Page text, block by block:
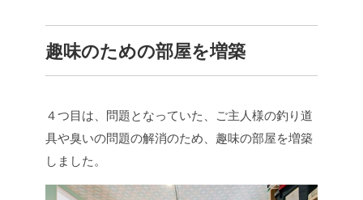
趣味のための部屋を増築
４つ目は、問題となっていた、ご主人様の釣り道
具や臭いの問題の解消のため、趣味の部屋を増築
しました。